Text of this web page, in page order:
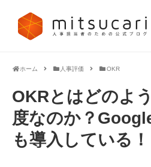
ホーム 人事評価 OKR
OKRとはどのよ
度なのか？
も導入している！